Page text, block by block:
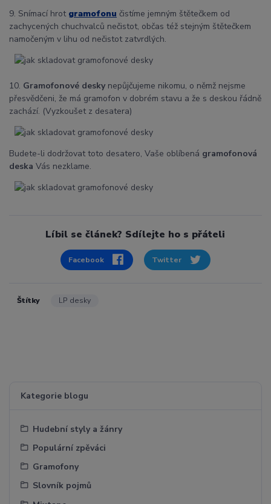
Kategorie blogu
Hudební styly a žánry
Populární zpěváci
Gramofony
Slovník pojmů
9. Snímací hrot gramofonu čistíme jemným štětečkem od
zachycených chuchvalců nečistot, občas též stejným štětečkem
namočeným v lihu od nečistot zatvrdlých.
10. Gramofonové desky nepůjčujeme nikomu, o němž nejsme
přesvědčeni, že má gramofon v dobrém stavu a že s deskou řádně
zachází. (Vyzkoušet z desatera)
Budete-li dodržovat toto desatero, Vaše oblíbená gramofonová
deska Vás nezklame.
Líbil se článek? Sdílejte ho s přáteli
Facebook Twitter
Štítky LP desky